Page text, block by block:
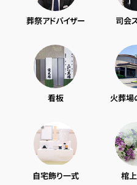
葬祭アドバイザー 司会
看板 火葬場
自宅飾り一式 棺